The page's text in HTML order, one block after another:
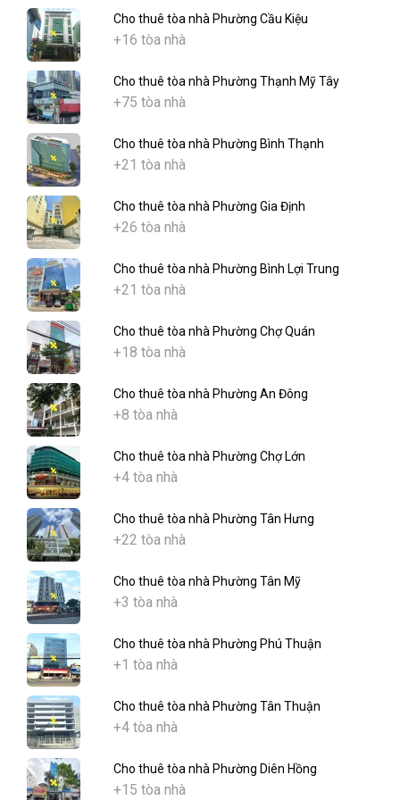
Cho thuê tòa nhà Phường Cầu Kiệu
+16 tòa nhà
Cho thuê tòa nhà Phường Thạnh Mỹ Tây
+75 tòa nhà
Cho thuê tòa nhà Phường Bình Thạnh
+21 tòa nhà
Cho thuê tòa nhà Phường Gia Định
+26 tòa nhà
Cho thuê tòa nhà Phường Bình Lợi Trung
+21 tòa nhà
Cho thuê tòa nhà Phường Chợ Quán
+18 tòa nhà
Cho thuê tòa nhà Phường An Đông
+8 tòa nhà
Cho thuê tòa nhà Phường Chợ Lớn
+4 tòa nhà
Cho thuê tòa nhà Phường Tân Hưng
+22 tòa nhà
Cho thuê tòa nhà Phường Tân Mỹ
+3 tòa nhà
Cho thuê tòa nhà Phường Phú Thuận
+1 tòa nhà
Cho thuê tòa nhà Phường Tân Thuận
+4 tòa nhà
Cho thuê tòa nhà Phường Diên Hồng
+15 tòa nhà